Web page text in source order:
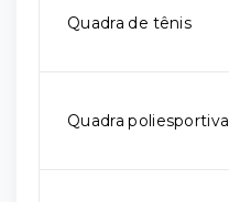
Quadra de tênis
Quadra poliesportiva